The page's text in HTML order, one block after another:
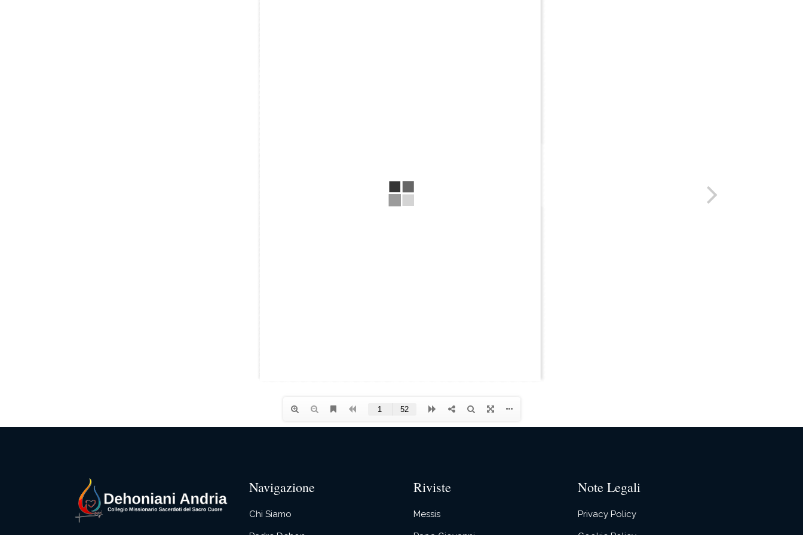
Navigazione
Chi Siamo
Riviste
Messis
Note Legali
Privacy Policy